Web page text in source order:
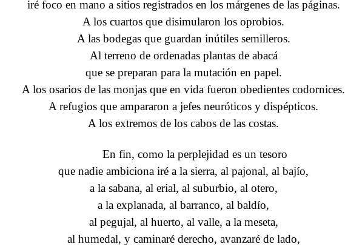
iré foco en mano a sitios registrados en los márgenes de las páginas.
A los cuartos que disimularon los oprobios.
A las bodegas que guardan inútiles semilleros.
Al terreno de ordenadas plantas de abacá
que se preparan para la mutación en papel.
A los osarios de las monjas que en vida fueron obedientes codornices.
A refugios que ampararon a jefes neuróticos y dispépticos.
A los extremos de los cabos de las costas.
En fin, como la perplejidad es un tesoro
que nadie ambiciona iré a la sierra, al pajonal, al bajío,
a la sabana, al erial, al suburbio, al otero,
a la explanada, al barranco, al baldío,
al pegujal, al huerto, al valle, a la meseta,
al humedal, y caminaré derecho, avanzaré de lado,